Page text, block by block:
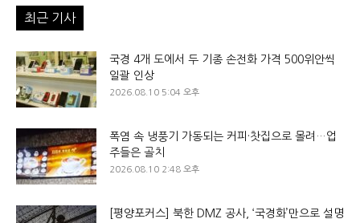
최근 기사
국경 4개 도에서 두 기종 손전화 가격 500위안씩
일괄 인상
2026.08.10 5:04 오후
폭염 속 냉풍기 가동되는 커피·찻집으로 몰려…업
주들은 골치
2026.08.10 2:48 오후
[평양포커스] 북한 DMZ 공사, ‘국경화’만으로 설명